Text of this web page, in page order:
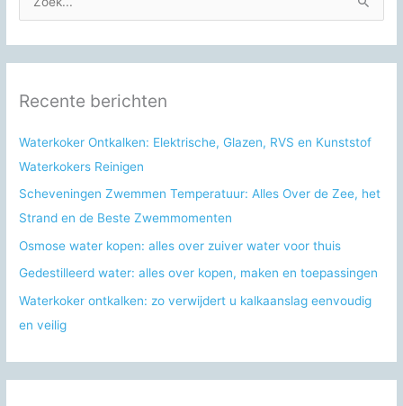
o
e
k
a
r
:
Recente berichten
Waterkoker Ontkalken: Elektrische, Glazen, RVS en Kunststof
Waterkokers Reinigen
Scheveningen Zwemmen Temperatuur: Alles Over de Zee, het
Strand en de Beste Zwemmomenten
Osmose water kopen: alles over zuiver water voor thuis
Gedestilleerd water: alles over kopen, maken en toepassingen
Waterkoker ontkalken: zo verwijdert u kalkaanslag eenvoudig
en veilig